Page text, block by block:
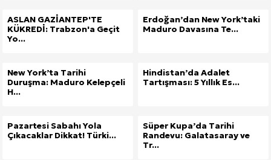
ASLAN GAZİANTEP'TE
KÜKREDİ: Trabzon'a Geçit
Yo...
Erdoğan’dan New York’taki
Maduro Davasına Te...
New York’ta Tarihi
Duruşma: Maduro Kelepçeli
H...
Hindistan’da Adalet
Tartışması: 5 Yıllık Es...
Pazartesi Sabahı Yola
Çıkacaklar Dikkat! Türki...
Süper Kupa’da Tarihi
Randevu: Galatasaray ve
Tr...